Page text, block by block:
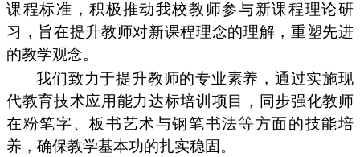
课程标准，积极推动我校教师参与新课程理论研
习，旨在提升教师对新课程理念的理解，重塑先进
的教学观念。
我们致力于提升教师的专业素养，通过实施现
代教育技术应用能力达标培训项目，同步强化教师
在粉笔字、板书艺术与钢笔书法等方面的技能培
养，确保教学基本功的扎实稳固。